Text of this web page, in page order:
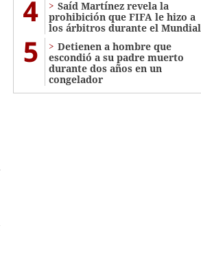
4
Saíd Martínez revela la
prohibición que FIFA le hizo a
los árbitros durante el Mundial
5
Detienen a hombre que
escondió a su padre muerto
durante dos años en un
congelador